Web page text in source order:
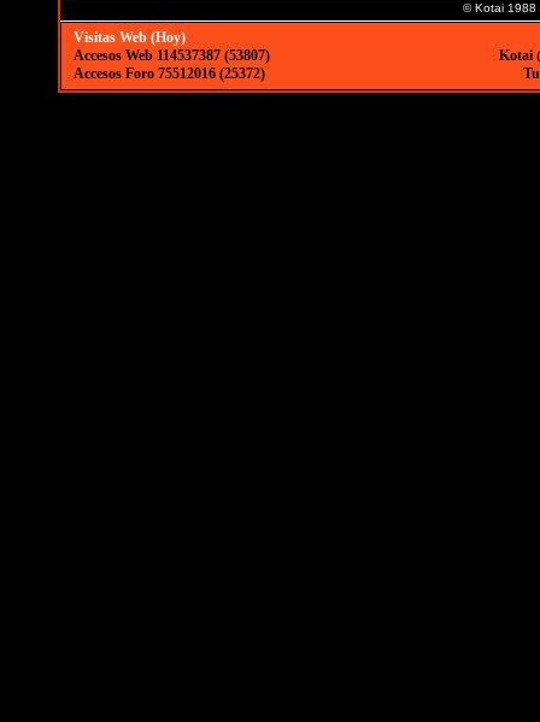
© Kotai 1988
Visitas Web (Hoy)
Accesos Web 114537387 (53807)
Accesos Foro 75512016 (25372)
Kotai